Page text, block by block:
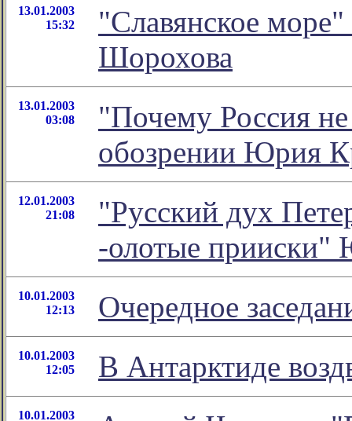
13.01.2003
15:32
"Славянское
Шорохова
13.01.2003
03:08
"Почему Россия
обозрении Юрия
12.01.2003
21:08
"Русский дух
-олотые прииски"
10.01.2003
12:13
Очередное
10.01.2003
12:05
В Антарктиде
10.01.2003